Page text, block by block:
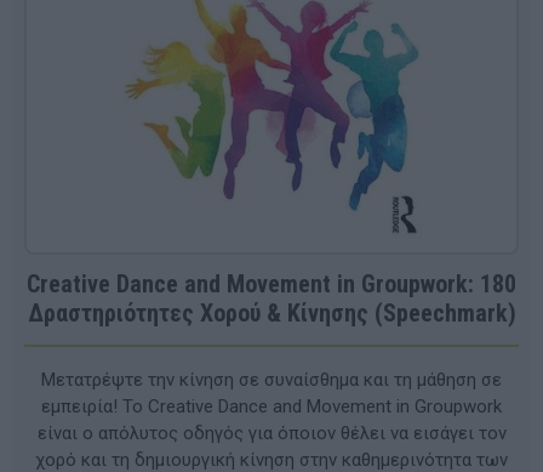
Creative Dance and Movement in Groupwork: 180
Δραστηριότητες Χορού & Κίνησης (Speechmark)
Μετατρέψτε την κίνηση σε συναίσθημα και τη μάθηση σε
εμπειρία! Το Creative Dance and Movement in Groupwork
είναι ο απόλυτος οδηγός για όποιον θέλει να εισάγει τον
χορό και τη δημιουργική κίνηση στην καθημερινότητα των